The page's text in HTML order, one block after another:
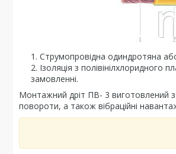
Струмопровідна одиндротяна
Ізоляція з полівінілхлоридного
замовленні.
Монтажний дріт ПВ- 3 виготовлений з
повороти, а також вібраційні